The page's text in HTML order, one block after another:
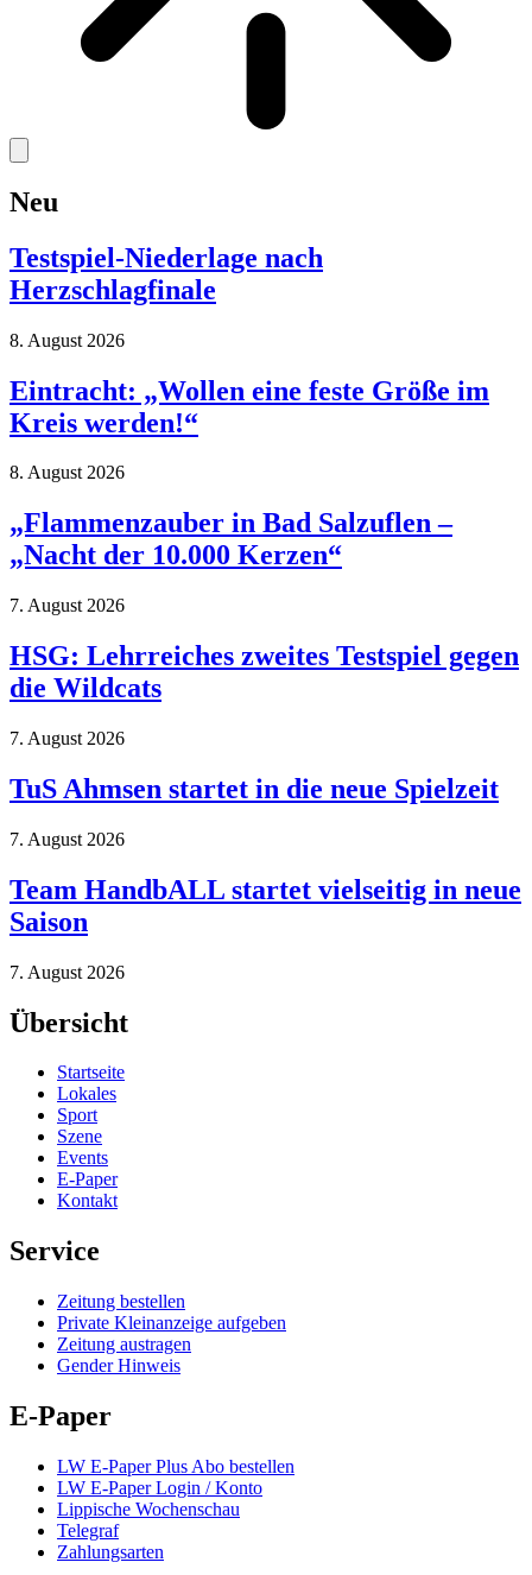
Neu
Testspiel-Niederlage nach
Herzschlagfinale
8. August 2026
Eintracht: „Wollen eine feste Größe im
Kreis werden!“
8. August 2026
„Flammenzauber in Bad Salzuflen –
„Nacht der 10.000 Kerzen“
7. August 2026
HSG: Lehrreiches zweites Testspiel gegen
die Wildcats
7. August 2026
TuS Ahmsen startet in die neue Spielzeit
7. August 2026
Team HandbALL startet vielseitig in neue
Saison
7. August 2026
Übersicht
Startseite
Lokales
Sport
Szene
Events
E-Paper
Kontakt
Service
Zeitung bestellen
Private Kleinanzeige aufgeben
Zeitung austragen
Gender Hinweis
E-Paper
LW E-Paper Plus Abo bestellen
LW E-Paper Login / Konto
Lippische Wochenschau
Telegraf
Zahlungsarten